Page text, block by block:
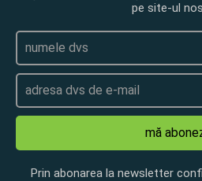
pe site-ul
mă
Prin abonarea la newsletter